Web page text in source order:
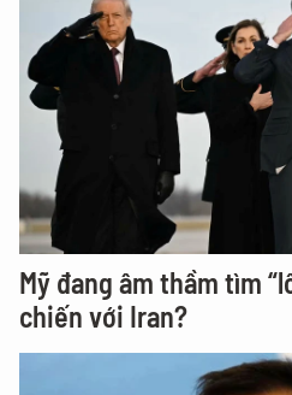
Mỹ đang âm thầm tìm
chiến với Iran?